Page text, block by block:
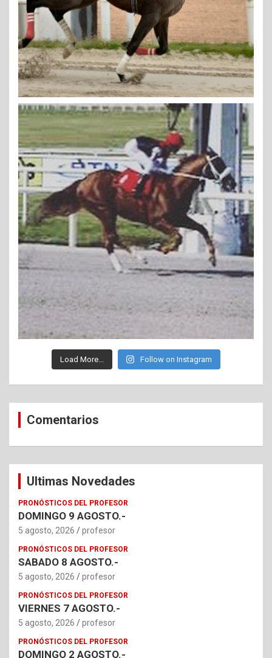
Load More... Follow on Instagram
Comentarios
Ultimas Novedades
PRONÓSTICOS DEL PROFESOR
DOMINGO 9 AGOSTO.-
5 agosto, 2026 profesor
PRONÓSTICOS DEL PROFESOR
SABADO 8 AGOSTO.-
5 agosto, 2026 profesor
PRONÓSTICOS DEL PROFESOR
VIERNES 7 AGOSTO.-
5 agosto, 2026 profesor
PRONÓSTICOS DEL PROFESOR
DOMINGO 2 AGOSTO.-